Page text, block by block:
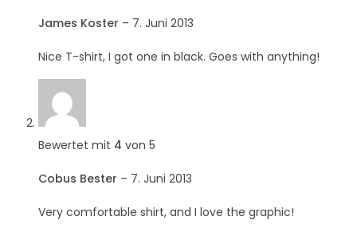
James Koster – 7. Juni 2013
Nice T-shirt, I got one in black. Goes with anything!
Bewertet mit 4 von 5
Cobus Bester – 7. Juni 2013
Very comfortable shirt, and I love the graphic!